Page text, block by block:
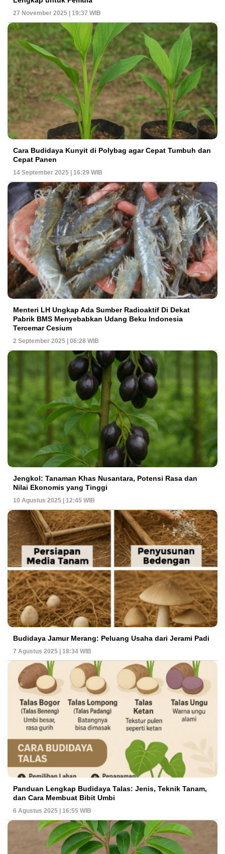
27 November 2025 | 19:37 WIB
Cara Budidaya Kunyit di Polybag agar Cepat Tumbuh dan
Cepat Panen
14 September 2025 | 16:29 WIB
Menteri LH Ungkap Ada Sumber Radioaktif Di Dekat
Pabrik BMS Menyebabkan Udang Beku Indonesia
Tercemar Cesium
2 September 2025 | 06:28 WIB
Jengkol: Tanaman Khas Nusantara, Potensi Rasa dan
Nilai Ekonomis yang Tinggi
10 Agustus 2025 | 12:45 WIB
Budidaya Jamur Merang: Peluang Usaha dari Jerami Padi
7 Agustus 2025 | 18:34 WIB
Panduan Lengkap Budidaya Talas: Jenis, Teknik Tanam,
dan Cara Membuat Bibit Umbi
6 Agustus 2025 | 16:55 WIB